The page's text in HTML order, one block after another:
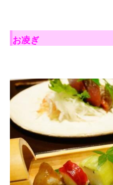
お凌ぎ